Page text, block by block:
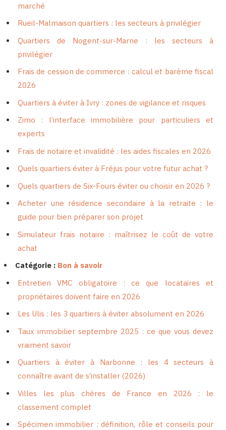
marché
Rueil-Malmaison quartiers : les secteurs à privilégier
Quartiers de Nogent-sur-Marne : les secteurs à
privilégier
Frais de cession de commerce : calcul et barème fiscal
2026
Quartiers à éviter à Ivry : zones de vigilance et risques
Zimo : l’interface immobilière pour particuliers et
experts
Frais de notaire et invalidité : les aides fiscales en 2026
Quels quartiers éviter à Fréjus pour votre futur achat ?
Quels quartiers de Six-Fours éviter ou choisir en 2026 ?
Acheter une résidence secondaire à la retraite : le
guide pour bien préparer son projet
Simulateur frais notaire : maîtrisez le coût de votre
achat
Catégorie : Bon à savoir
Entretien VMC obligatoire : ce que locataires et
propriétaires doivent faire en 2026
Les Ulis : les 3 quartiers à éviter absolument en 2026
Taux immobilier septembre 2025 : ce que vous devez
vraiment savoir
Quartiers à éviter à Narbonne : les 4 secteurs à
connaître avant de s’installer (2026)
Villes les plus chères de France en 2026 : le
classement complet
Spécimen immobilier : définition, rôle et conseils pour